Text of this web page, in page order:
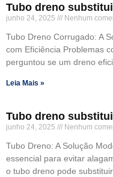
Tubo dreno
junho 24, 2025 Nenhum
Tubo Dreno Corrugado: A
com Eficiência Problemas
perguntou se um dreno
Leia Mais »
Tubo dreno
junho 24, 2025 Nenhum
Tubo Dreno: A Solução
essencial para evitar
o tubo dreno pode